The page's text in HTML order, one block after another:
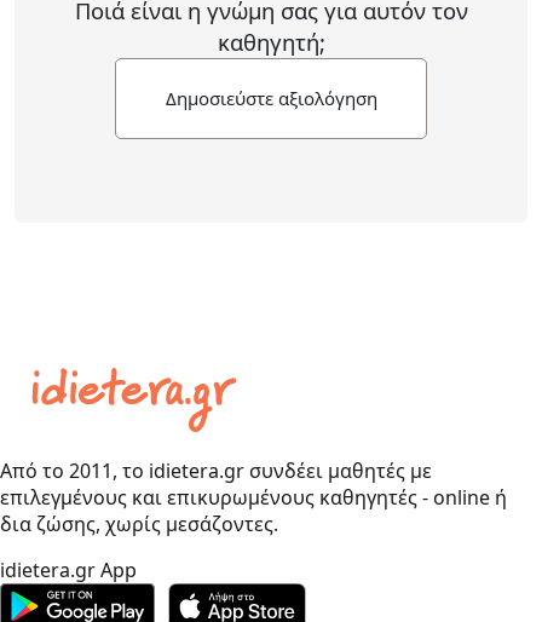
Ποιά είναι η γνώμη σας για αυτόν τον
καθηγητή;
Δημοσιεύστε αξιολόγηση
Από το 2011, το idietera.gr συνδέει μαθητές με
επιλεγμένους και επικυρωμένους καθηγητές - online ή
δια ζώσης, χωρίς μεσάζοντες.
idietera.gr App